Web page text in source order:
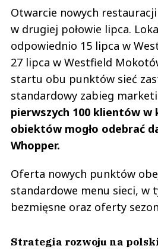
Otwarcie nowych
w drugiej połowie lipca.
odpowiednio 15 lipca w
27 lipca w Westfield
startu obu punktów sieć
standardowy zabieg
pierwszych 100 klientów w
obiektów mogło odebrać
Whopper.
Oferta nowych punktów
standardowe menu sieci, w
bezmięsne oraz oferty
Strategia rozwoju na